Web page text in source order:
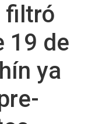
filtró
19 de
ya